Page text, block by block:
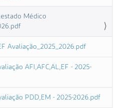
Médico
Avaliação_2025_2026.pdf
AFI,AFC,AL,EF - 2025-
PDD,EM - 2025-2026.pdf